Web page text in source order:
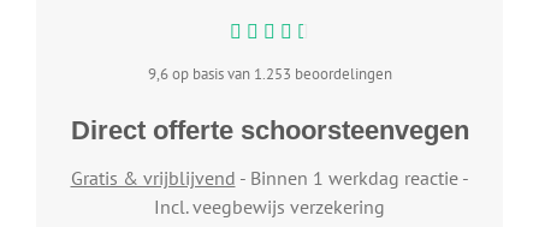
9,6 op basis van 1.253 beoordelingen
Direct offerte schoorsteenvegen
Gratis & vrijblijvend - Binnen 1 werkdag reactie -
Incl. veegbewijs verzekering